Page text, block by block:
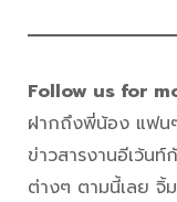
Follow us for
ฝากถึงพี่น้อง แฟน
ข่าวสารงานอีเว้น
ต่างๆ ตามนี้เลย จิ้